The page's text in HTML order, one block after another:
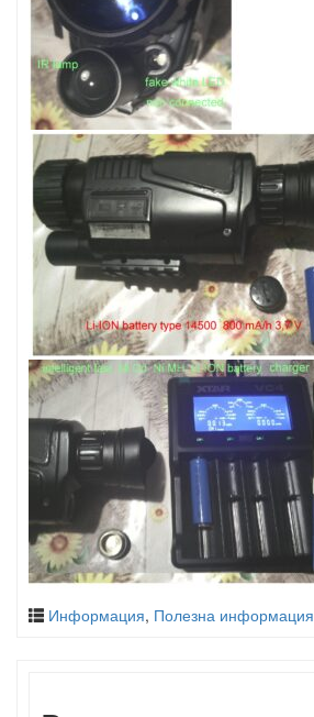
Информация, Полезна информация